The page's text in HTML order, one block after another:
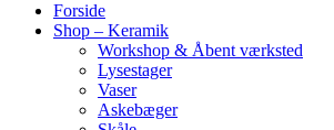
Forside
Shop – Keramik
Workshop & Åbent værksted
Lysestager
Vaser
Askebæger